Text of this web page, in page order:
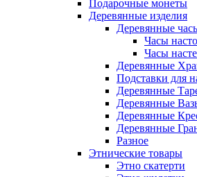
Подарочные монеты
Деревянные изделия
Деревянные
Часы
Часы
Деревянные
Подставки для
Деревянные
Деревянные
Деревянные
Деревянные
Разное
Этнические товары
Этно скатерти